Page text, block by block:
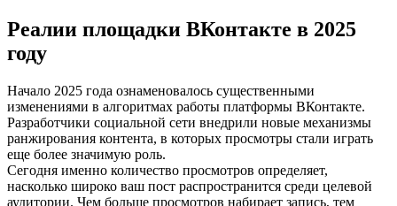
Реалии площадки ВКонтакте в 2025
году
Начало 2025 года ознаменовалось существенными
изменениями в алгоритмах работы платформы ВКонтакте.
Разработчики социальной сети внедрили новые механизмы
ранжирования контента, в которых просмотры стали играть
еще более значимую роль.
Сегодня именно количество просмотров определяет,
насколько широко ваш пост распространится среди целевой
аудитории. Чем больше просмотров набирает запись, тем